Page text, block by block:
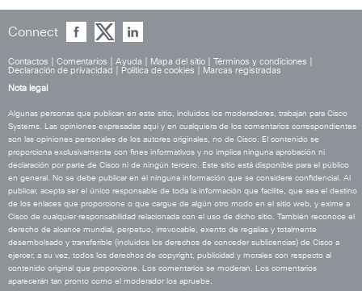
Connect
Contactos Comentarios Ayuda Mapa del sitio Términos y condiciones
Declaración de privacidad
Política de cookies
Marcas registradas
Nota legal
Algunas personas que publican en este sitio, incluidos los moderadores, trabajan para Cisco
Systems. Las opiniones expresadas aquí y en cualquiera de los comentarios correspondientes
son las opiniones personales de los autores originales, no de Cisco. El contenido se
proporciona exclusivamente con fines informativos y no implica ninguna aprobación ni
declaración por parte de Cisco ni de ningún tercero. Este sitio está disponible para el público
en general. No se debe publicar en él ninguna información que se considere confidencial. Al
publicar, acepta ser el único responsable de toda la información que facilite, que sea el destino
de los enlaces que proporcione o que cargue de algún otro modo en el sitio web, y exime a
Cisco de cualquier responsabilidad relacionada con el uso de dicho sitio. También reconoce el
derecho de alcance mundial, perpetuo, irrevocable, exento de regalías y totalmente
desembolsado y transferible (incluidos los derechos de conceder sublicencias) de Cisco a
ejercer, a su vez, todos los derechos de copyright, publicidad y morales con respecto al
contenido original que proporcione. Los comentarios se moderan. Los comentarios
aparecerán tan pronto como el moderador los apruebe.